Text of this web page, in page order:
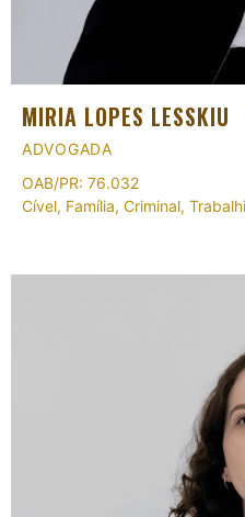
MIRIA LOPES LESSKIU
ADVOGADA
OAB/PR: 76.032
Cível, Família, Criminal,